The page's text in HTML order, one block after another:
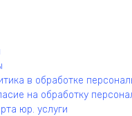
в обработке
на обработку
юр. услуги